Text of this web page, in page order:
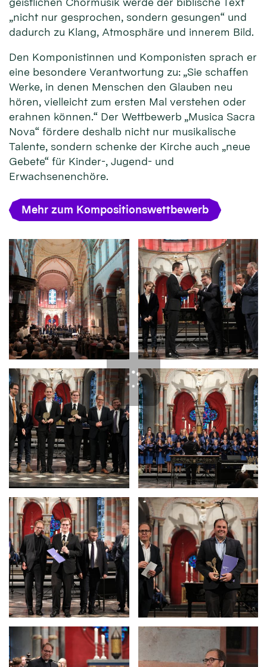
„nicht nur gesprochen, sondern gesungen“ und
dadurch zu Klang, Atmosphäre und innerem Bild.
Den Komponistinnen und Komponisten sprach er
eine besondere Verantwortung zu: „Sie schaffen
Werke, in denen Menschen den Glauben neu
hören, vielleicht zum ersten Mal verstehen oder
erahnen können.“ Der Wettbewerb „Musica Sacra
Nova“ fördere deshalb nicht nur musikalische
Talente, sondern schenke der Kirche auch „neue
Gebete“ für Kinder-, Jugend- und
Erwachsenenchöre.
Mehr zum Kompositionswettbewerb